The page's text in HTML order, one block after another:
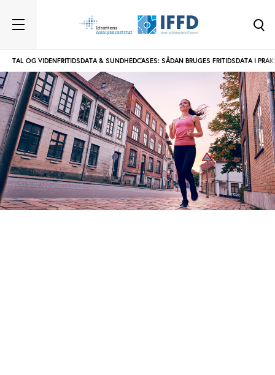
TAL OG VIDENFRITIDSDATA & SUNDHEDCASES: SÅDAN BRUGES FRITIDSDATA I